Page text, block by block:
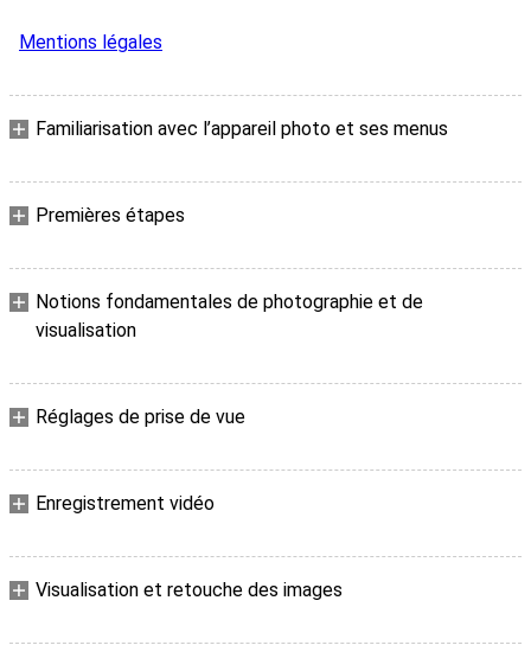
Mentions légales
Familiarisation avec l’appareil photo et ses menus
Premières étapes
Notions fondamentales de photographie et de
visualisation
Réglages de prise de vue
Enregistrement vidéo
Visualisation et retouche des images